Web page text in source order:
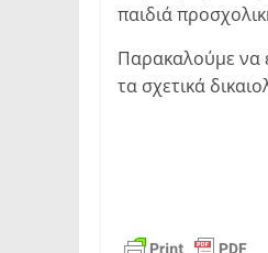
παιδιά
Παρακαλούμε να
τα σχετικά